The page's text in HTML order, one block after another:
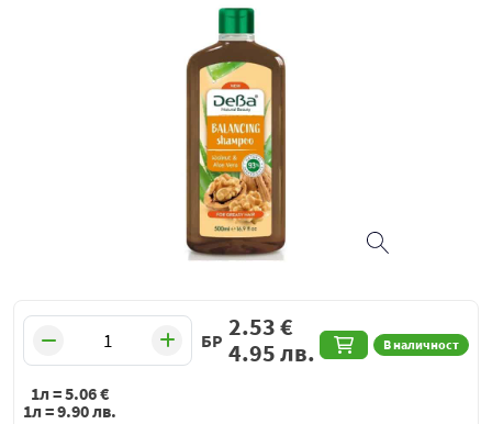
БР В наличност
2.53€
4.95лв.
1л =5.06€
1л =9.90лв.